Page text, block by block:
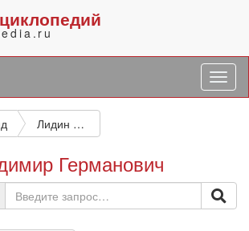
Лидин Владимир Германович
Германович